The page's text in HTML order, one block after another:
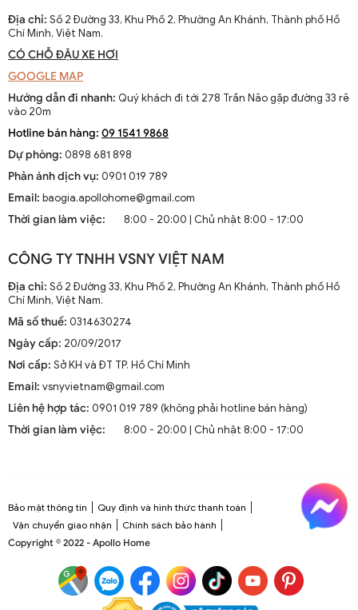
Địa chỉ: Số 2 Đường 33, Khu Phố 2, Phường An Khánh, Thành phố Hồ
Chí Minh, Việt Nam.
CÓ CHỖ ĐẬU XE HƠI
GOOGLE MAP
Hướng dẫn đi nhanh: Quý khách đi tới 278 Trần Não gặp đường 33 rẽ
vào 20m
Hotline bán hàng: 09 1541 9868
Dự phòng: 0898 681 898
Phản ánh dịch vụ: 0901 019 789
Email: baogia.apollohome@gmail.com
Thời gian làm việc:
8:00 - 20:00 | Chủ nhật 8:00 - 17:00
CÔNG TY TNHH VSNY VIỆT NAM
Địa chỉ: Số 2 Đường 33, Khu Phố 2, Phường An Khánh, Thành phố Hồ
Chí Minh, Việt Nam.
Mã số thuế: 0314630274
Ngày cấp: 20/09/2017
Nơi cấp: Sở KH và ĐT TP. Hồ Chí Minh
Email: vsnyvietnam@gmail.com
Liên hệ hợp tác: 0901 019 789 (không phải hotline bán hàng)
Thời gian làm việc:
8:00 - 20:00 | Chủ nhật 8:00 - 17:00
Bảo mật thông tin
Quy định và hình thức thanh toán
Vận chuyển giao nhận
Chính sách bảo hành
Copyright © 2022 - Apollo Home